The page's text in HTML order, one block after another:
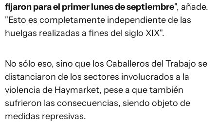
fijaron para el primer lunes de septiembre", añade.
"Esto es completamente independiente de las
huelgas realizadas a fines del siglo XIX".
No sólo eso, sino que los Caballeros del Trabajo se
distanciaron de los sectores involucrados a la
violencia de Haymarket, pese a que también
sufrieron las consecuencias, siendo objeto de
medidas represivas.